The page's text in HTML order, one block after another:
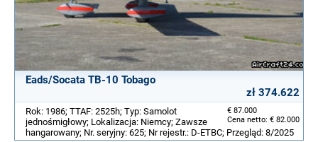
Eads/Socata TB-10 Tobago
zł 374.622
€ 87.000
Cena netto: € 82.000
Rok: 1986; TTAF: 2525h; Typ: Samolot
jednośmigłowy; Lokalizacja: Niemcy; Zawsze
hangarowany; Nr. seryjny: 625; Nr rejestr.: D-ETBC; Przegląd: 8/2025